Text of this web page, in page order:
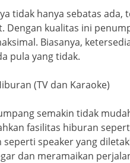
tidak hanya sebatas
Dengan kualitas ini
Biasanya,
pula yang tidak.
(TV dan Karaoke)
semakin tidak
fasilitas hiburan
seperti speaker yang
dan meramaikan